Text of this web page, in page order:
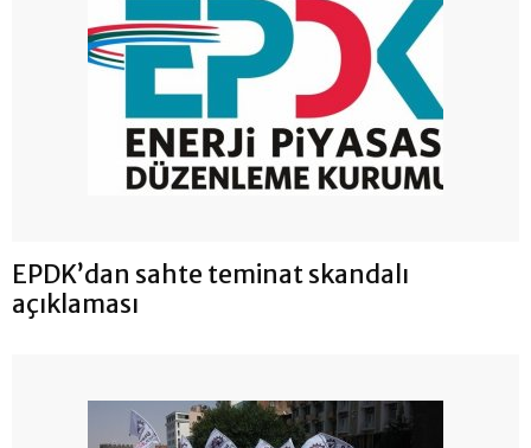
EPDK’dan sahte teminat skandalı
açıklaması